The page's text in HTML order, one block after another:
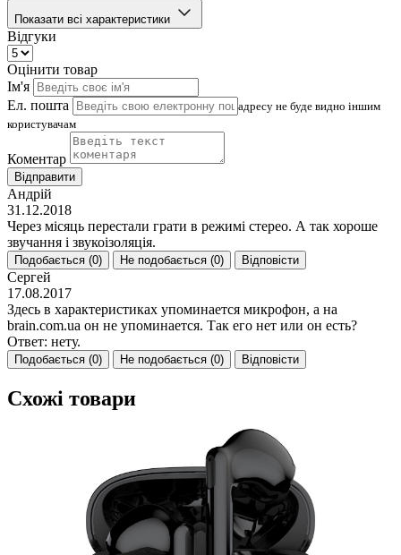
Показати всі характеристики
Відгуки
Оцінити товар
Ім'я
Ел. пошта
адресу не буде видно іншим
користувачам
Коментар
Відправити
Андрій
31.12.2018
Через місяць перестали грати в режимі стерео. А так хороше
звучання і звукоізоляція.
Подобається (0) Не подобається (0) Відповісти
Сергей
17.08.2017
Здесь в характеристиках упоминается микрофон, а на
brain.com.ua он не упоминается. Так его нет или он есть?
Ответ: нету.
Подобається (0) Не подобається (0) Відповісти
Схожі товари